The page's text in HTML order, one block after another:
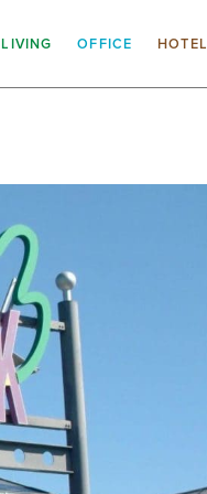
LIVING OFFICE HOTEL